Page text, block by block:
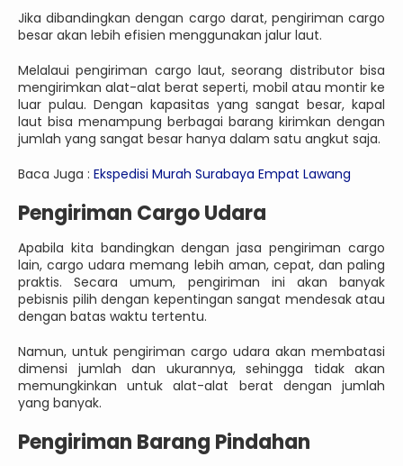
Jika dibandingkan dengan cargo darat, pengiriman cargo
besar akan lebih efisien menggunakan jalur laut.
Melalaui pengiriman cargo laut, seorang distributor bisa
mengirimkan alat-alat berat seperti, mobil atau montir ke
luar pulau. Dengan kapasitas yang sangat besar, kapal
laut bisa menampung berbagai barang kirimkan dengan
jumlah yang sangat besar hanya dalam satu angkut saja.
Baca Juga : Ekspedisi Murah Surabaya Empat Lawang
Pengiriman Cargo Udara
Apabila kita bandingkan dengan jasa pengiriman cargo
lain, cargo udara memang lebih aman, cepat, dan paling
praktis. Secara umum, pengiriman ini akan banyak
pebisnis pilih dengan kepentingan sangat mendesak atau
dengan batas waktu tertentu.
Namun, untuk pengiriman cargo udara akan membatasi
dimensi jumlah dan ukurannya, sehingga tidak akan
memungkinkan untuk alat-alat berat dengan jumlah
yang banyak.
Pengiriman Barang Pindahan